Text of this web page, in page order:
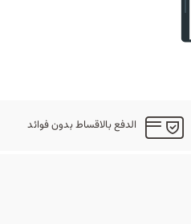
الدفع بالاقساط بدون فوائد